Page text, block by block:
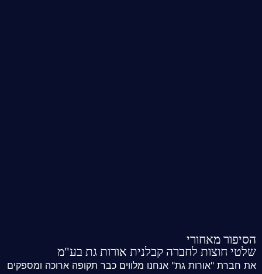
הסיפור מאחורי
שלטי חוצות לחברה קבלנית אורות גת בע"מ
את חברת "אורות גת" אנחנו מלווים כבר תקופה ארוכה ומספקים